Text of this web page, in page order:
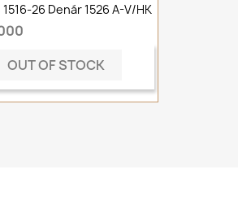
1516-26 Denár 1526 A-V/HK
OUT OF STOCK